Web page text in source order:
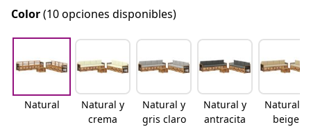
Color(10 opciones disponibles)
Natural
Natural y
crema
Natural y
gris claro
Natural y
antracita
Natural y
beige